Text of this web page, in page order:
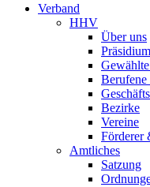
Verband
HHV
Über uns
Präsidium
Bezirke
Vereine
Förderer
Amtliches
Satzung